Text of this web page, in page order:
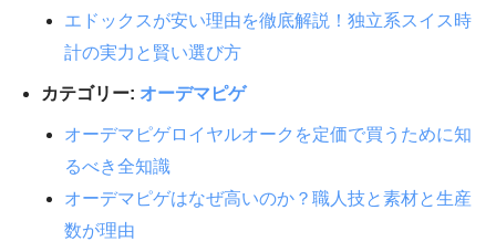
エドックスが安い理由を徹底解説！独立系スイス時
計の実力と賢い選び方
カテゴリー: オーデマピゲ
オーデマピゲロイヤルオークを定価で買うために知
るべき全知識
オーデマピゲはなぜ高いのか？職人技と素材と生産
数が理由